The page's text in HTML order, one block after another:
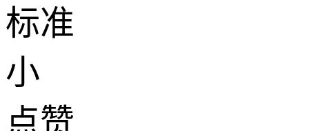
标准
小
点赞